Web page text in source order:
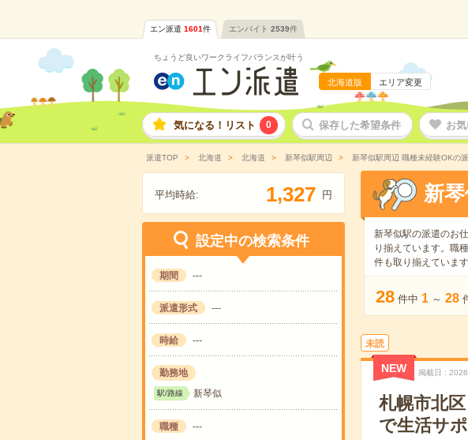
エン派遣 1601件 エンバイト 2539件
ちょうど良いワークライフバランスが叶う
北海道版 エリア変更
気になる！リスト 0 保存した希望条件 お
派遣TOP 北海道 北海道 新琴似駅周辺 新琴似駅周辺 職種未経験OKの
平均時給: 1,327 円
設定中の検索条件
期間 ---
派遣形式 ---
時給 ---
勤務地
駅/路線 新琴似
職種 ---
新
新琴似駅の派遣のお仕
り揃えています。職
件も取り揃えています
28 件中 1 ～ 28
未読
NEW 掲載日
札幌市北
で生活サ